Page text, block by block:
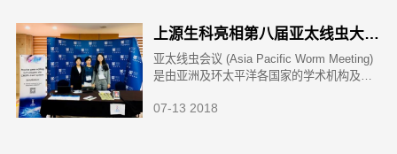
上源生科亮相第八届亚太线虫大会(Asia Pacific Worm Meeting)
亚太线虫会议 (Asia Pacific Worm Meeting)
是由亚洲及环太平洋各国家的学术机构及高
区秀丽隐杆线虫领域的学者专家都会踊跃参
07-13 2018